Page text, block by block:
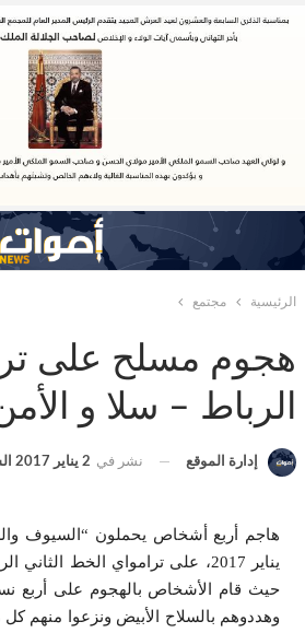
الرئيسية مجتمع
هجوم مسلح على
الرباط – سلا و
إدارة الموقع نشر في 2 يناير 2017 الساعة 1 و 25 دقيقة
يناير 2017، على ترامواي الخط
حيث قام الأشخاص بالهجوم على أربع
وهددوهم بالسلاح الأبيض ونزعوا منهم